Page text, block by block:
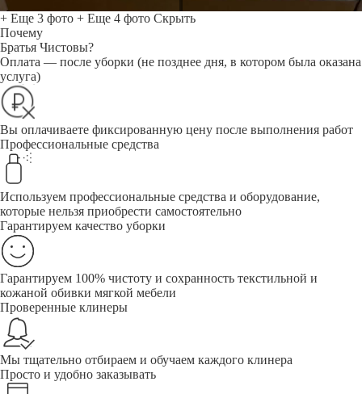
+ Еще 3 фото + Еще 4 фото Скрыть
Почему
Братья Чистовы?
Оплата — после уборки (не позднее дня, в котором была оказана
услуга)
Вы оплачиваете фиксированную цену после выполнения работ
Профессиональные средства
Используем профессиональные средства и оборудование,
которые нельзя приобрести самостоятельно
Гарантируем качество уборки
Гарантируем 100% чистоту и сохранность текстильной и
кожаной обивки мягкой мебели
Проверенные клинеры
Мы тщательно отбираем и обучаем каждого клинера
Просто и удобно заказывать